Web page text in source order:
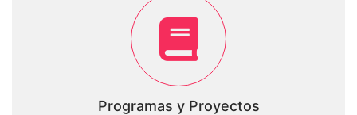
Programas y Proyectos